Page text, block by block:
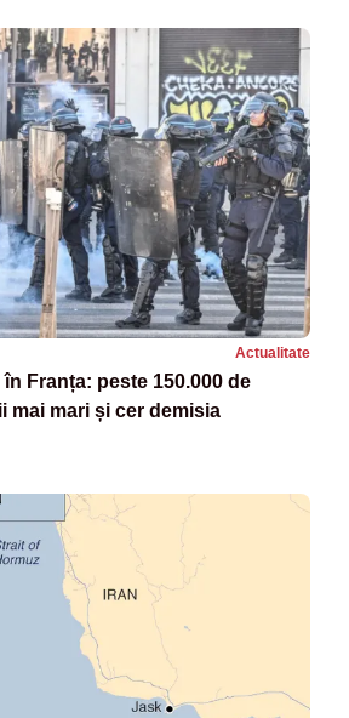
Actualitate
Franța: peste 150.000 de
mai mari și cer demisia